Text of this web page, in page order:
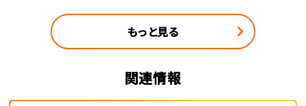
もっと見る
関連情報